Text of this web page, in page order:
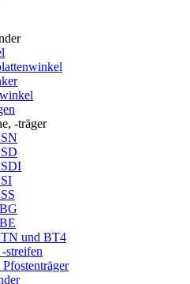
-träger
und BT4
streifen